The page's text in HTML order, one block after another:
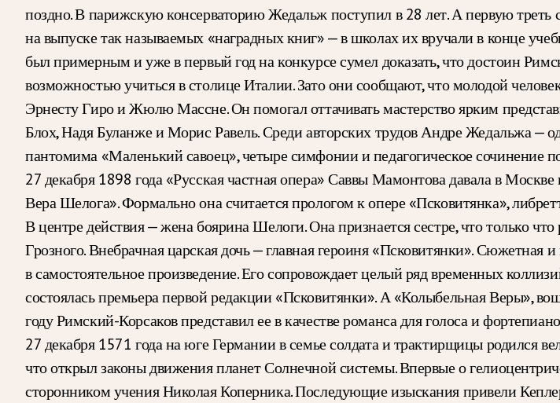
поздно. В парижскую консерваторию Жедальж поступил в 28 лет. А первую треть
на выпуске так называемых «наградных книг» — в школах их вручали в конце
был примерным и уже в первый год на конкурсе сумел доказать, что достоин
возможностью учиться в столице Италии. Зато они сообщают, что молодой
Эрнесту Гиро и Жюлю Массне. Он помогал оттачивать мастерство ярким
Блох, Надя Буланже и Морис Равель. Среди авторских трудов Андре Жедальжа —
пантомима «Маленький савоец», четыре симфонии и педагогическое сочинение
27 декабря 1898 года «Русская частная опера» Саввы Мамонтова давала в
Вера Шелога». Формально она считается прологом к опере «Псковитянка»,
В центре действия — жена боярина Шелоги. Она признается сестре, что только
Грозного. Внебрачная царская дочь — главная героиня «Псковитянки». Сюжетная
в самостоятельное произведение. Его сопровождает целый ряд временных
состоялась премьера первой редакции «Псковитянки». А «Колыбельная Веры»,
году Римский-Корсаков представил ее в качестве романса для голоса и
27 декабря 1571 года на юге Германии в семье солдата и трактирщицы родился
что открыл законы движения планет Солнечной системы. Впервые о
сторонником учения Николая Коперника. Последующие изыскания привели